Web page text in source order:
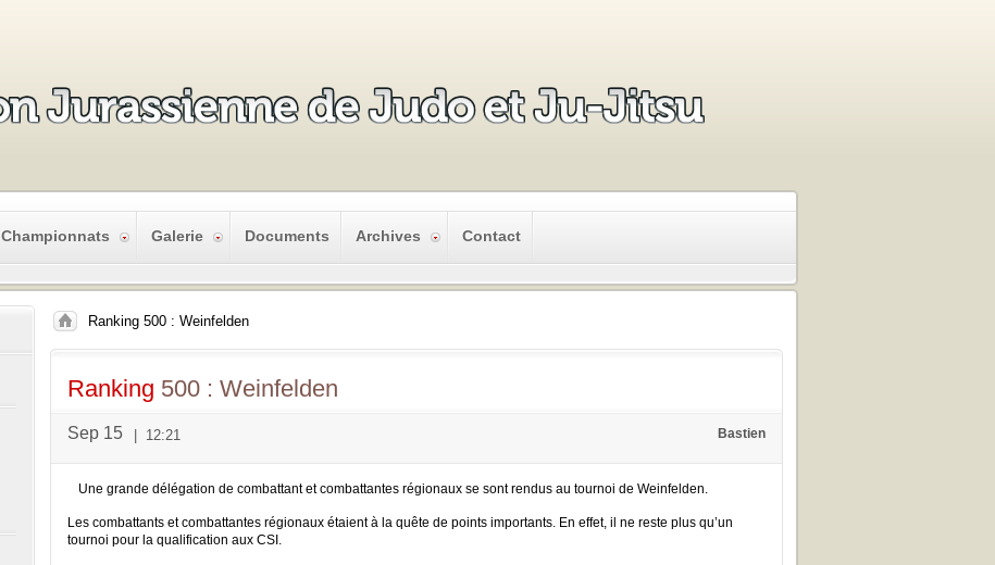
Championnats Galerie Documents Archives Contact
Ranking 500 : Weinfelden
Ranking 500 : Weinfelden
Bastien
Sep 15 12:21
Une grande délégation de combattant et combattantes régionaux se sont rendus au tournoi de Weinfelden.
Les combattants et combattantes régionaux étaient à la quête de points importants. En effet, il ne reste plus qu’un
tournoi pour la qualification aux CSI.